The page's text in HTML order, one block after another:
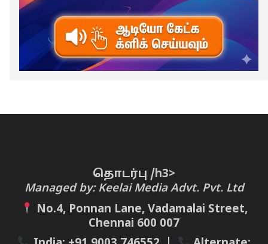
தொடர்பு /h3>
Managed by: Keelai Media Advt. Pvt. Ltd
No.4, Ponnan Lane, Vadamalai Street,
Chennai 600 007